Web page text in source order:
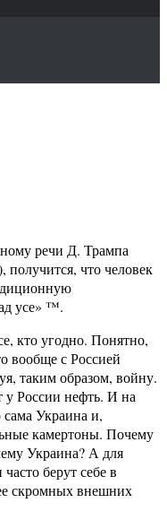
речи Д. Трампа
что человек
усе» ™.
кто угодно. Понятно,
вообще с Россией
таким образом, войну.
у России нефть. И на
сама Украина и,
камертоны. Почему
Украина? А для
берут себе в
скромных внешних